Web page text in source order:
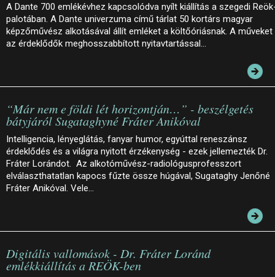
A Dante 700 emlékévhez kapcsolódva nyílt kiállítás a szegedi
palotában. A Dante univerzuma című tárlat 50 kortárs magyar
képzőművész alkotásával állít emléket a költőóriásnak. A műveket
az érdeklődők meghosszabbított nyitavtartással…
“Már nem e földi lét horizontján…” - beszélgetés
bátyjáról Sugataghyné Fráter Anikóval
Intelligencia, lényeglátás, fanyar humor, egyúttal reneszánsz
érdeklődés és a világra nyitott érzékenység - ezek jellemezték Dr.
Fráter Lorándot. Az alkotóművész-radiológusprofesszort
elválaszthatatlan kapocs fűzte össze húgával, Sugataghy Jenőné
Fráter Anikóval. Vele…
Digitális vallomások - Dr. Fráter Loránd
emlékkiállítás a REÖK-ben